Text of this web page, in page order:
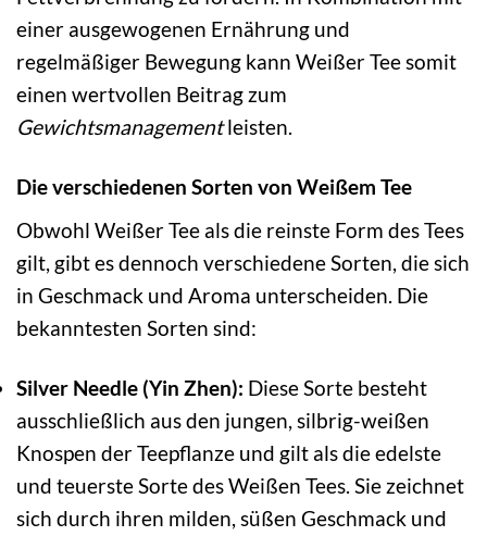
einer ausgewogenen Ernährung und
regelmäßiger Bewegung kann Weißer Tee somit
einen wertvollen Beitrag zum
Gewichtsmanagementleisten.
Die verschiedenen Sorten von Weißem Tee
Obwohl Weißer Tee als die reinste Form des Tees
gilt, gibt es dennoch verschiedene Sorten, die sich
in Geschmack und Aroma unterscheiden. Die
bekanntesten Sorten sind:
Silver Needle (Yin Zhen): Diese Sorte besteht
ausschließlich aus den jungen, silbrig-weißen
Knospen der Teepflanze und gilt als die edelste
und teuerste Sorte des Weißen Tees. Sie zeichnet
sich durch ihren milden, süßen Geschmack und